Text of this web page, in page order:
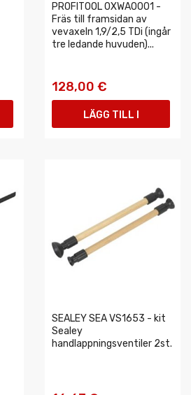
PROFITOOL 0XWA0001 -
Fräs till framsidan av
vevaxeln 1,9/2,5 TDi (ingår
tre ledande huvuden)...
128,00 €
LÄGG TILL I
SEALEY SEA VS1653 - kit
Sealey
handlappningsventiler 2st.